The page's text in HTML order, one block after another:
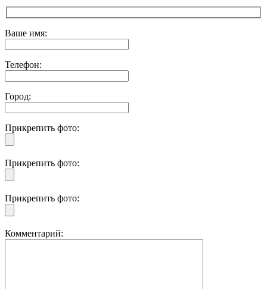
Ваше имя:
Телефон:
Город:
Прикрепить фото:
Прикрепить фото:
Прикрепить фото:
Комментарий: